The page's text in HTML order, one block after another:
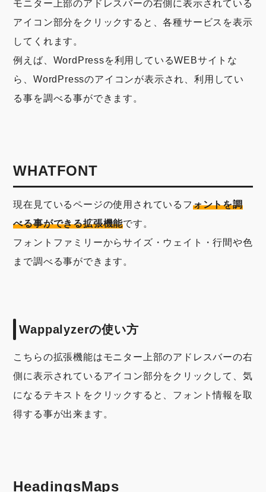
モニター上部のアドレスバーの右側に表示されている
アイコン部分をクリックすると、各種サービスを表示
してくれます。
例えば、WordPressを利用しているWEBサイトな
ら、WordPressのアイコンが表示され、利用してい
る事を調べる事ができます。
WHATFONT
現在見ているページの使用されているフォントを調
べる事ができる拡張機能です。
フォントファミリーからサイズ・ウェイト・行間や色
まで調べる事ができます。
Wappalyzerの使い方
こちらの拡張機能はモニター上部のアドレスバーの右
側に表示されているアイコン部分をクリックして、気
になるテキストをクリックすると、フォント情報を取
得する事が出来ます。
HeadingsMaps